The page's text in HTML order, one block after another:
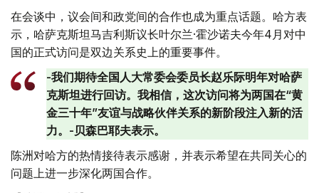
在会谈中，议会间和政党间的合作也成为重点话题。哈方表
示，哈萨克斯坦马吉利斯议长叶尔兰·霍沙诺夫今年4月对中
国的正式访问是双边关系史上的重要事件。
-我们期待全国人大常委会委员长赵乐际明年对哈萨
克斯坦进行回访。我相信，这次访问将为两国在“黄
金三十年”友谊与战略伙伴关系的新阶段注入新的活
力。-贝森巴耶夫表示。
陈洲对哈方的热情接待表示感谢，并表示希望在共同关心的
问题上进一步深化两国合作。